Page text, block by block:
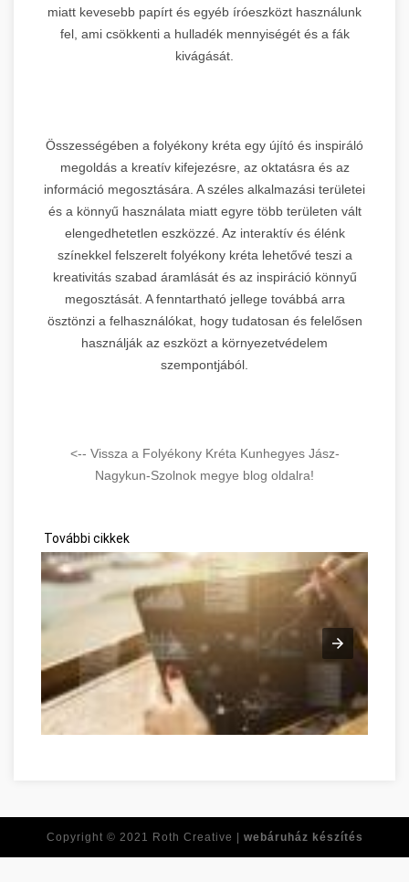
miatt kevesebb papírt és egyéb íróeszközt használunk
fel, ami csökkenti a hulladék mennyiségét és a fák
kivágását.
Összességében a folyékony kréta egy újító és inspiráló
megoldás a kreatív kifejezésre, az oktatásra és az
információ megosztására. A széles alkalmazási területei
és a könnyű használata miatt egyre több területen vált
elengedhetetlen eszközzé. Az interaktív és élénk
színekkel felszerelt folyékony kréta lehetővé teszi a
kreativitás szabad áramlását és az inspiráció könnyű
megosztását. A fenntartható jellege továbbá arra
ösztönzi a felhasználókat, hogy tudatosan és felelősen
használják az eszközt a környezetvédelem
szempontjából.
<-- Vissza a Folyékony Kréta Kunhegyes Jász-
Nagykun-Szolnok megye blog oldalra!
További cikkek
Copyright © 2021 Roth Creative | webáruház készítés